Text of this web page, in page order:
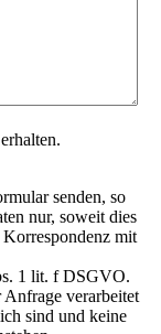
senden, so
nur, soweit dies
mit
1 lit. f DSGVO.
verarbeitet
sind und keine